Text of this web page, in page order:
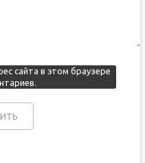
сайта в этом браузере